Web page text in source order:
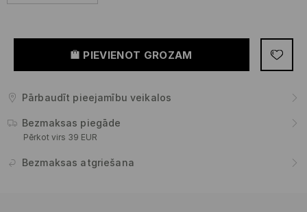
PIEVIENOT GROZAM
Pārbaudīt pieejamību veikalos
Bezmaksas piegāde
Pērkot virs 39 EUR
Bezmaksas atgriešana